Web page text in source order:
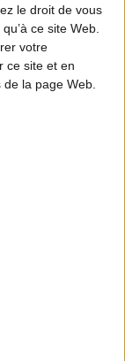
le droit de vous
ce site Web.
votre
ce site et en
la page Web.